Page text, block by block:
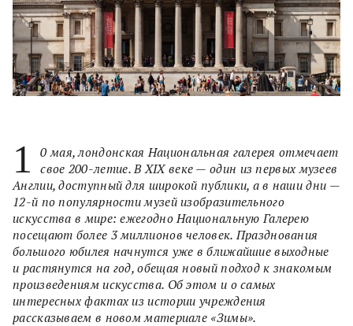
1
0 мая, лондонская Национальная галерея отмечает
свое 200-летие. В XIX веке — один из первых музеев
Англии, доступный для широкой публики, а в наши дни —
12-й по популярности музей изобразительного
искусства в мире: ежегодно Национальную Галерею
посещают более 3 миллионов человек. Празднования
большого юбилея начнутся уже в ближайшие выходные
и растянутся на год, обещая новый подход к знакомым
произведениям искусства. Об этом и о самых
интересных фактах из истории учреждения
рассказываем в новом материале «Зимы».